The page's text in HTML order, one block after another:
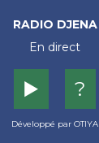
RADIO DJENA
En direct
▶️ ?
Développé par OTIYA